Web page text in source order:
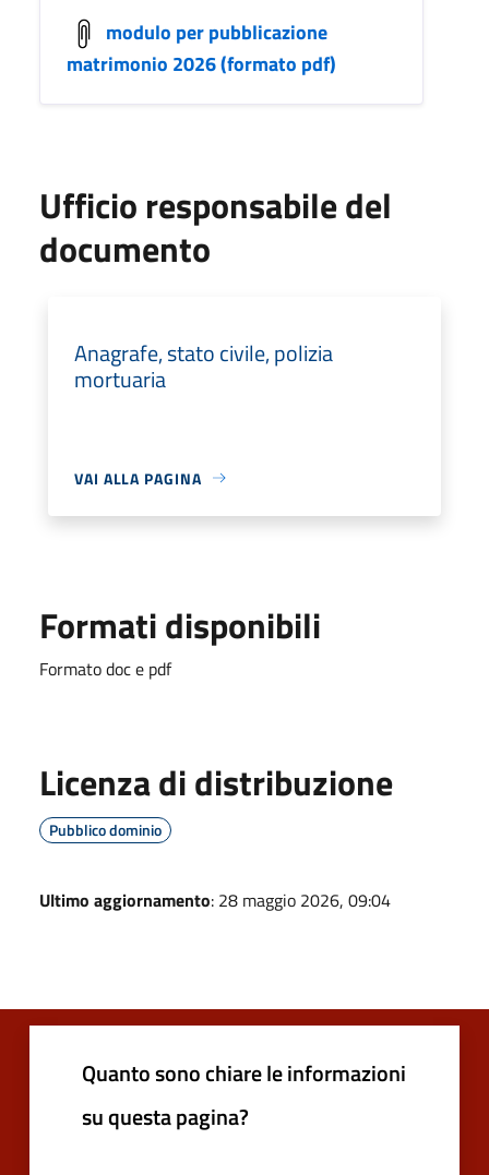
modulo per pubblicazione
matrimonio 2026 (formato pdf)
Ufficio responsabile del
documento
Anagrafe, stato civile, polizia
mortuaria
VAI ALLA PAGINA
Formati disponibili
Formato doc e pdf
Licenza di distribuzione
Pubblico dominio
Ultimo aggiornamento: 28 maggio 2026, 09:04
Quanto sono chiare le informazioni
su questa pagina?